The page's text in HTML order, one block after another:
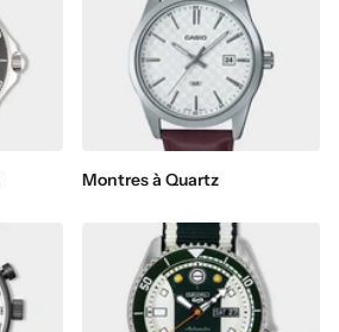
Montres à Quartz